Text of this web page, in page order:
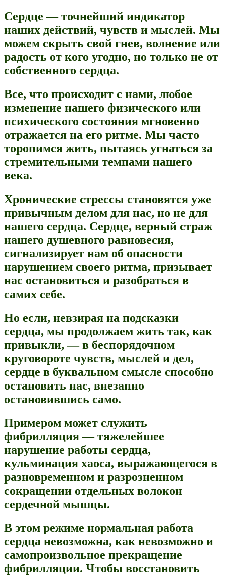
Сердце — точнейший индикатор
наших действий, чувств и мыслей. Мы
можем скрыть свой гнев, волнение или
радость от кого угодно, но только не от
собственного сердца.
Все, что происходит с нами, любое
изменение нашего физического или
психического состояния мгновенно
отражается на его ритме. Мы часто
торопимся жить, пытаясь угнаться за
стремительными темпами нашего
века.
Хронические стрессы становятся уже
привычным делом для нас, но не для
нашего сердца. Сердце, верный страж
нашего душевного равновесия,
сигнализирует нам об опасности
нарушением своего ритма, призывает
нас остановиться и разобраться в
самих себе.
Но если, невзирая на подсказки
сердца, мы продолжаем жить так, как
привыкли, — в беспорядочном
круговороте чувств, мыслей и дел,
сердце в буквальном смысле способно
остановить нас, внезапно
остановившись само.
Примером может служить
фибрилляция — тяжелейшее
нарушение работы сердца,
кульминация хаоса, выражающегося в
разновременном и разрозненном
сокращении отдельных волокон
сердечной мышцы.
В этом режиме нормальная работа
сердца невозможна, как невозможно и
самопроизвольное прекращение
фибрилляции. Чтобы восстановить